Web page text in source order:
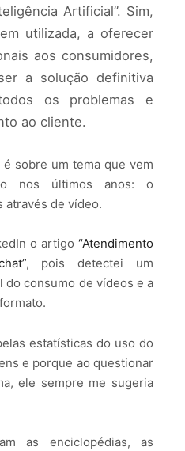
Artificial”. Sim,
utilizada, a oferecer
aos consumidores,
a solução definitiva
os problemas e
ao cliente.
sobre um tema que vem
nos últimos anos: o
através de vídeo.
o artigo “Atendimento
, pois detectei um
consumo de vídeos e a
estatísticas do uso do
e porque ao questionar
ele sempre me sugeria
as enciclopédias, as